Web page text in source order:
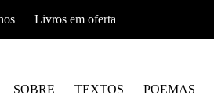
Livros em oferta
SOBRE TEXTOS POEMAS